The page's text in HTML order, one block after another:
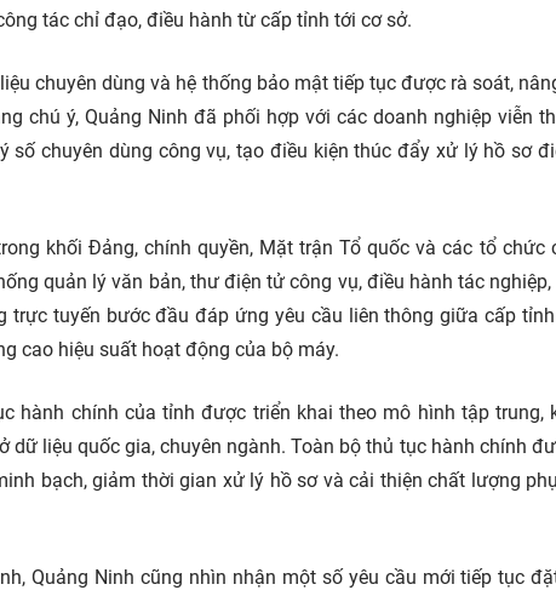
tác chỉ đạo, điều hành từ cấp tỉnh tới cơ sở.
chuyên dùng và hệ thống bảo mật tiếp tục được rà soát,
chú ý, Quảng Ninh đã phối hợp với các doanh nghiệp viễn
số chuyên dùng công vụ, tạo điều kiện thúc đẩy xử lý hồ sơ
khối Đảng, chính quyền, Mặt trận Tổ quốc và các tổ chức
quản lý văn bản, thư điện tử công vụ, điều hành tác
trực tuyến bước đầu đáp ứng yêu cầu liên thông giữa cấp
cao hiệu suất hoạt động của bộ máy.
hành chính của tỉnh được triển khai theo mô hình tập trung,
dữ liệu quốc gia, chuyên ngành. Toàn bộ thủ tục hành chính
bạch, giảm thời gian xử lý hồ sơ và cải thiện chất lượng
Quảng Ninh cũng nhìn nhận một số yêu cầu mới tiếp tục